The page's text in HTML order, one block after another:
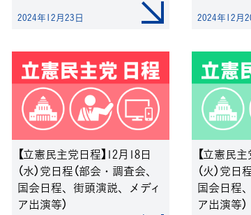
2024年12月23日 2024年12月
【立憲民主党日程】12月18日
（水）党日程（部会・調査会、
国会日程、街頭演説、メディ
ア出演等）
【立憲民
（火）党日
国会日程
ア出演等）